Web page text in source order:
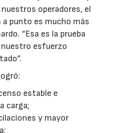
operadores, el
a punto es mucho más
“Esa es la prueba
esfuerzo
estable e
carga;
y mayor